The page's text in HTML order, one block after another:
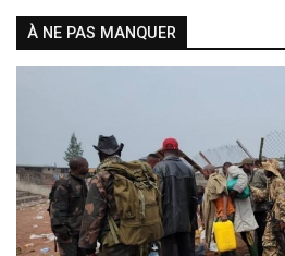
À NE PAS MANQUER